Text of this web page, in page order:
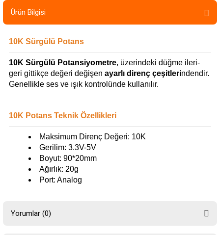
Ürün Bilgisi
10K Sürgülü Potans
10K Sürgülü Potansiyometre, üzerindeki düğme ileri-
geri gittikçe değeri değişen ayarlı direnç çeşitlerindendir.
Genellikle ses ve ışık kontrolünde kullanılır.
10K Potans Teknik Özellikleri
Maksimum Direnç Değeri: 10K
Gerilim: 3.3V-5V
Boyut: 90*20mm
Ağırlık: 20g
Port: Analog
Yorumlar (0)